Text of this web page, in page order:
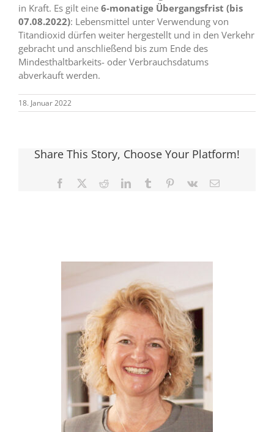
in Kraft. Es gilt eine 6-monatige Übergangsfrist (bis
07.08.2022): Lebensmittel unter Verwendung von
Titandioxid dürfen weiter hergestellt und in den Verkehr
gebracht und anschließend bis zum Ende des
Mindesthaltbarkeits- oder Verbrauchsdatums
abverkauft werden.
18. Januar 2022
Share This Story, Choose Your Platform!
Facebook RedditLinkedInTumblr Pinterest
Vk
E-